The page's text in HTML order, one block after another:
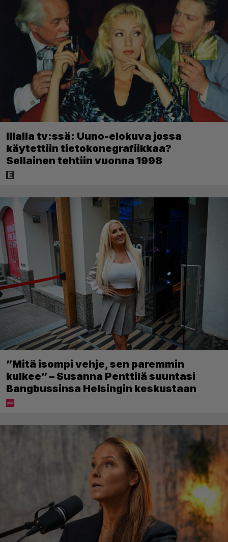
Illalla tv:ssä: Uuno-elokuva jossa
käytettiin tietokonegrafiikkaa?
Sellainen tehtiin vuonna 1998
”Mitä isompi vehje, sen paremmin
kulkee” – Susanna Penttilä suuntasi
Bangbussinsa Helsingin keskustaan